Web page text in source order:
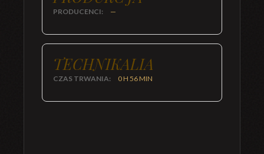
PRODUCENCI: —
TECHNIKALIA
CZAS TRWANIA: 0 H 56 MIN